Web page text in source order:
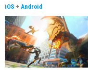
iOS + Android